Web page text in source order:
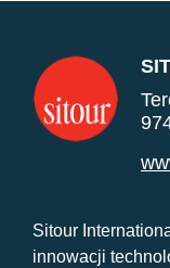
Sitour
innowacji